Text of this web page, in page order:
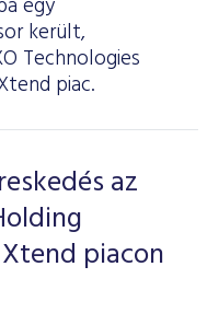
egy
került,
Technologies
piac.
az
piacon